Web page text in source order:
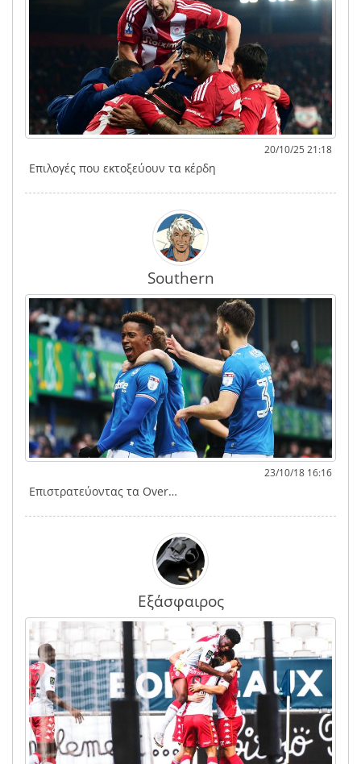
20/10/25 21:18
Επιλογές που εκτοξεύουν τα κέρδη
Southern
23/10/18 16:16
Επιστρατεύοντας τα Over…
Εξάσφαιρος